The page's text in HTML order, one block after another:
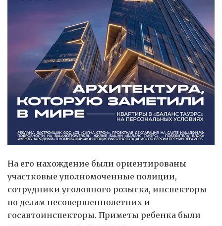
На его нахождение были ориентированы
участковые уполномоченные полиции,
сотрудники уголовного розыска, инспекторы
по делам несовершеннолетних и
госавтоинспекторы. Приметы ребенка были